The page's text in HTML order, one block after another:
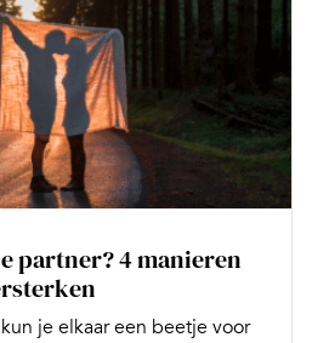
partner? 4 manieren
je elkaar een beetje voor